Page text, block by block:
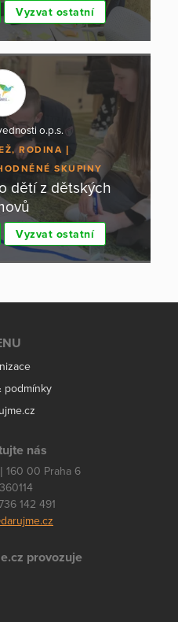
Vyzvat ostatní
o.p.s.
RODINA
SKUPINY
dětí z dětských
Vyzvat ostatní
podmínky
nás
160 00 Praha 6
142 491
provozuje